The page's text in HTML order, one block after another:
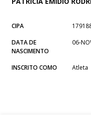
CIPA
DATA DE
NASCIMENTO
06-
INSCRITO COMO Atleta